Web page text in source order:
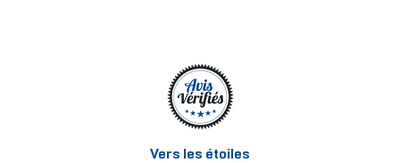
Vers les étoiles